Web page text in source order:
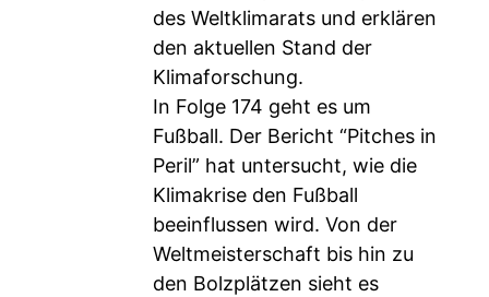
des Weltklimarats und erklären
den aktuellen Stand der
Klimaforschung.
In Folge 174 geht es um
Fußball. Der Bericht “Pitches in
Peril” hat untersucht, wie die
Klimakrise den Fußball
beeinflussen wird. Von der
Weltmeisterschaft bis hin zu
den Bolzplätzen sieht es